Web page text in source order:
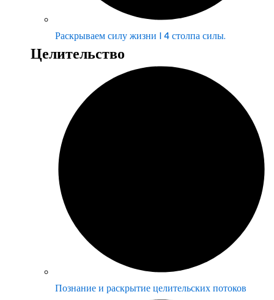
Раскрываем силу жизни | 4 столпа силы.
Целительство
Познание и раскрытие целительских потоков